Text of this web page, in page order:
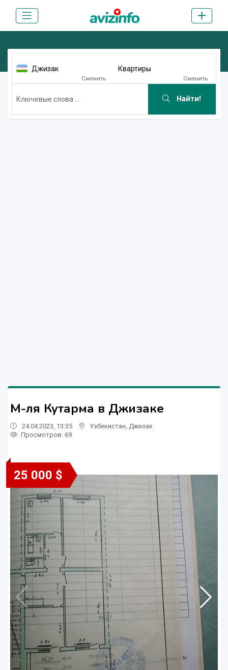
Джизак
Сменить
Квартиры
Сменить
Найти!
М-ля Кутарма в Джизаке
24.04.2023, 13:35 Узбекистан Джизак
Просмотров: 69
25 000 $